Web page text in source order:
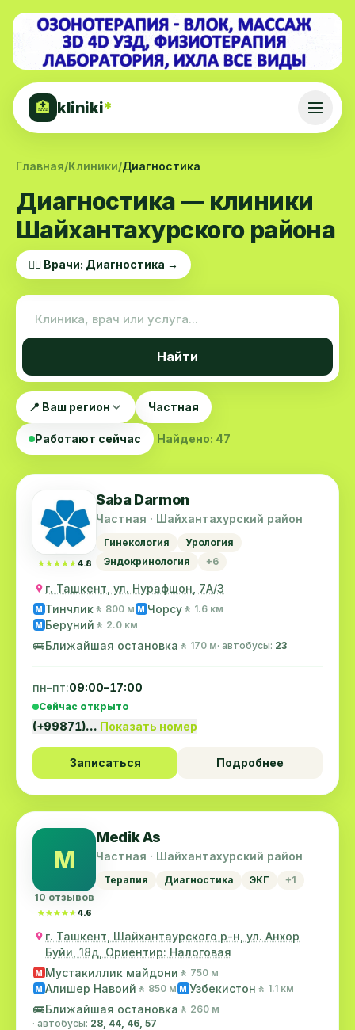
🏥 kliniki*
Главная/Клиники/Диагностика
Диагностика — клиники
Шайхантахурского района
👨‍⚕️ Врачи: Диагностика →
Найти
📍 Ваш регион Частная
Работают сейчас Найдено: 47
★★★★★
★★★★★ 4.8
Saba Darmon
Частная · Шайхантахурский район
Гинекология
Урология
Эндокринология
+6
г. Ташкент, ул. Нурафшон, 7А/3
M Тинчлик 🚶 800 м M Чорсу 🚶 1.6 км
M Беруний 🚶 2.0 км
🚌Ближайшая остановка 🚶 170 м· автобусы: 23
пн–пт:09:00–17:00
Сейчас открыто
(+99871)… Показать номер
Записаться Подробнее
M
10 отзывов
★★★★★
★★★★★ 4.6
Medik As
Частная · Шайхантахурский район
Терапия Диагностика ЭКГ +1
г. Ташкент, Шайхантаурского р-н, ул. Анхор
Буйи, 18д, Ориентир: Налоговая
M Мустакиллик майдони 🚶 750 м
M Алишер Навоий 🚶 850 м M Узбекистон 🚶 1.1 км
🚌Ближайшая остановка 🚶 260 м
· автобусы: 28, 44, 46, 57